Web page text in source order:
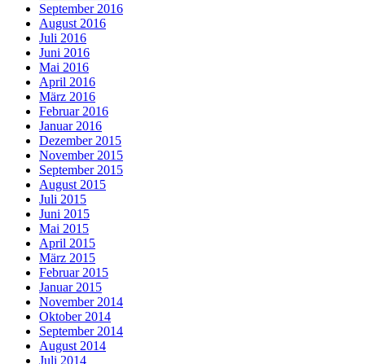
September 2016
August 2016
Juli 2016
Juni 2016
Mai 2016
April 2016
März 2016
Februar 2016
Januar 2016
Dezember 2015
November 2015
September 2015
August 2015
Juli 2015
Juni 2015
Mai 2015
April 2015
März 2015
Februar 2015
Januar 2015
November 2014
Oktober 2014
September 2014
August 2014
Juli 2014